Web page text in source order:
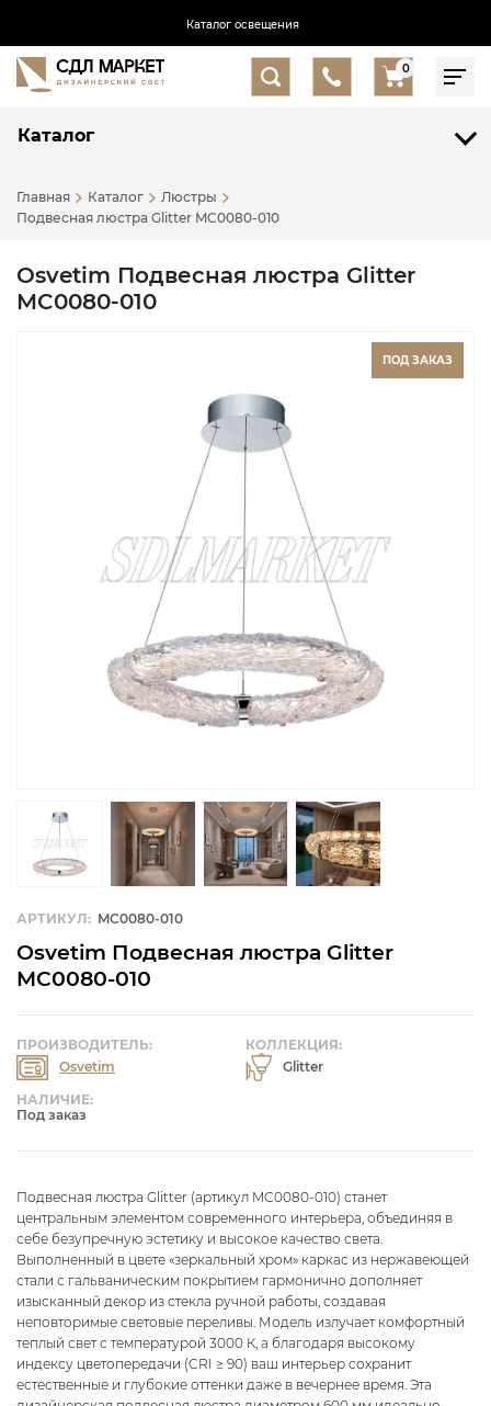
Каталог освещения
0
Каталог
Главная Каталог
Люстры
Подвесная люстра Glitter MC0080-010
Osvetim Подвесная люстра Glitter
MC0080-010
ПОД ЗАКАЗ
АРТИКУЛ: MC0080-010
Osvetim Подвесная люстра Glitter
MC0080-010
НАЛИЧИЕ:
Под заказ
КОЛЛЕКЦИЯ:
Glitter
ПРОИЗВОДИТЕЛЬ:
Osvetim
Подвесная люстра Glitter (артикул MC0080-010) станет
центральным элементом современного интерьера, объединяя в
себе безупречную эстетику и высокое качество света.
Выполненный в цвете «зеркальный хром» каркас из нержавеющей
стали с гальваническим покрытием гармонично дополняет
изысканный декор из стекла ручной работы, создавая
неповторимые световые переливы. Модель излучает комфортный
теплый свет с температурой 3000 К, а благодаря высокому
индексу цветопередачи (CRI ≥ 90) ваш интерьер сохранит
естественные и глубокие оттенки даже в вечернее время. Эта